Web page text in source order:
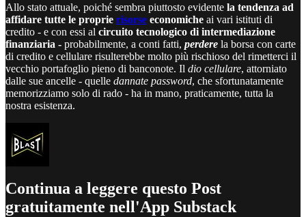
Allo stato attuale, poiché sembra piuttosto evidente la tendenza ad
affidare tutte le proprie risorse economiche ai vari istituti di
credito - e con essi al circuito tecnologico di intermediazione
finanziaria - probabilmente, a conti fatti, perdere la borsa con carte
di credito e cellulare risulterebbe molto più rischioso del rimetterci il
vecchio portafoglio pieno di banconote. Il dio cellulare, attorniato
dalle sue ancelle - quelle dannate password, che sfortunatamente
memorizziamo solo di rado - ha in mano, praticamente, tutta la
nostra esistenza.
Continua a leggere questo Post
gratuitamente nell'App Substack